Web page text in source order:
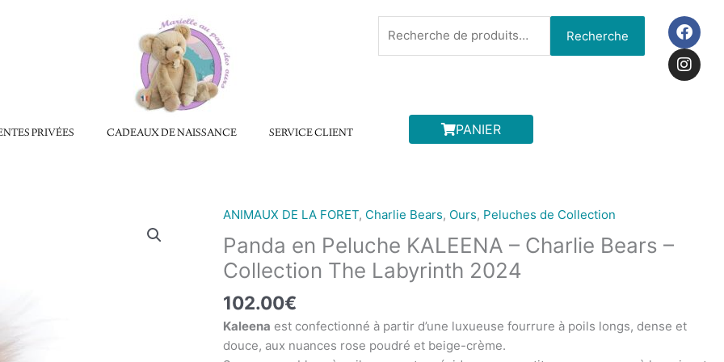
pour :
Recherche
F
a
c
e
I
n
s
t
PRIVÉES CADEAUX DE NAISSANCE SERVICE CLIENT PANIER
ANIMAUX DE LA FORET, Charlie Bears, Ours, Peluches de Collection
Panda en Peluche KALEENA – Charlie Bears –
Collection The Labyrinth 2024
102.00€
Kaleena est confectionné à partir d’une luxueuse fourrure à poils longs, dense et
douce, aux nuances rose poudré et beige-crème.
quantité
de
Panda
en
Peluche
KALEENA
-
Charlie